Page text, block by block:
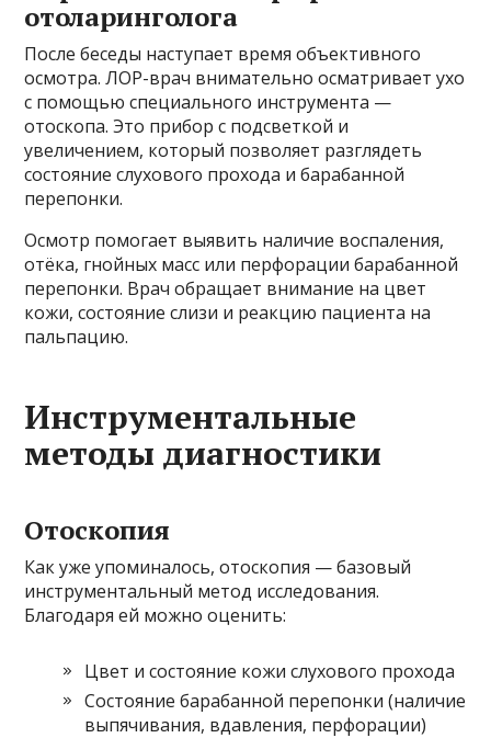
отоларинголога
После беседы наступает время объективного
осмотра. ЛОР-врач внимательно осматривает ухо
с помощью специального инструмента —
отоскопа. Это прибор с подсветкой и
увеличением, который позволяет разглядеть
состояние слухового прохода и барабанной
перепонки.
Осмотр помогает выявить наличие воспаления,
отёка, гнойных масс или перфорации барабанной
перепонки. Врач обращает внимание на цвет
кожи, состояние слизи и реакцию пациента на
пальпацию.
Инструментальные
методы диагностики
Отоскопия
Как уже упоминалось, отоскопия — базовый
инструментальный метод исследования.
Благодаря ей можно оценить:
Цвет и состояние кожи слухового прохода
Состояние барабанной перепонки (наличие
выпячивания, вдавления, перфорации)